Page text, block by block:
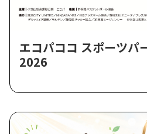
エコパココ スポーツパ
2026